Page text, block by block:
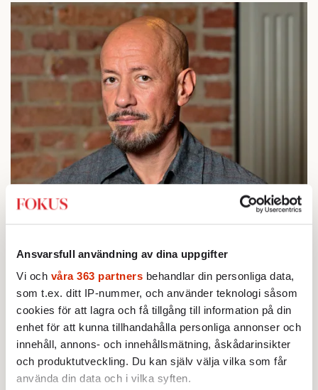
Ansvarsfull användning av dina uppgifter
Vi och våra 363 partners behandlar din personliga data,
som t.ex. ditt IP-nummer, och använder teknologi såsom
cookies för att lagra och få tillgång till information på din
enhet för att kunna tillhandahålla personliga annonser och
innehåll, annons- och innehållsmätning, åskådarinsikter
och produktutveckling. Du kan själv välja vilka som får
använda din data och i vilka syften.
Tarik Saleh har i thrillerns form skildrar Egyptens moderna
Saleh disikerar makten i det egyptiska
samhället, vi får ur polisens,
säkerhetstjänstens, militärens, imamernas
och kulturlivets ögon se hur dess urartade